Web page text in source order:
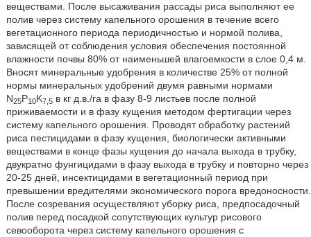
веществами. После высаживания рассады риса выполняют ее
полив через систему капельного орошения в течение всего
вегетационного периода периодичностью и нормой полива,
зависящей от соблюдения условия обеспечения постоянной
влажности почвы 80% от наименьшей влагоемкости в слое 0,4 м.
Вносят минеральные удобрения в количестве 25% от полной
нормы минеральных удобрений двумя равными нормами
N25P10K7,5в кг д.в./га в фазу 8-9 листьев после полной
приживаемости и в фазу кущения методом фертигации через
систему капельного орошения. Проводят обработку растений
риса пестицидами в фазу кущения, биологически активными
веществами в конце фазы кущения до начала выхода в трубку,
двукратно фунгицидами в фазу выхода в трубку и повторно через
20-25 дней, инсектицидами в вегетационный период при
превышении вредителями экономического порога вредоносности.
После созревания осуществляют уборку риса, предпосадочный
полив перед посадкой сопутствующих культур рисового
севооборота через систему капельного орошения с